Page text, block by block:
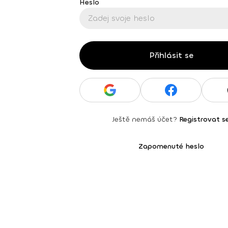
Heslo
Přihlásit se
Ještě nemáš účet? Registrovat
Zapomenuté heslo